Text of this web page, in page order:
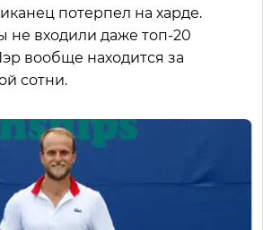
потерпел на харде.
не входили даже топ-20
вообще находится за
сотни.